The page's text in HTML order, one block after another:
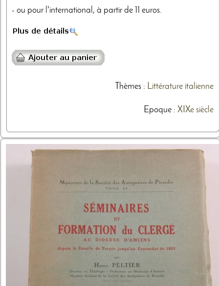
- ou pour l'international, à partir de 11 euros.
Thèmes: Littérature italienne
Epoque : XIXe siècle